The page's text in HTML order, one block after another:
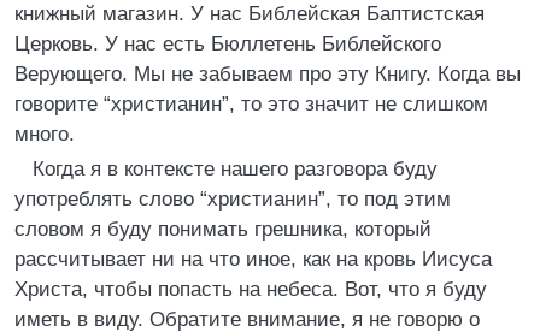
книжный магазин. У нас Библейская Баптистская
Церковь. У нас есть Бюллетень Библейского
Верующего. Мы не забываем про эту Книгу. Когда вы
говорите “христианин”, то это значит не слишком
много.
Когда я в контексте нашего разговора буду
употреблять слово “христианин”, то под этим
словом я буду понимать грешника, который
рассчитывает ни на что иное, как на кровь Иисуса
Христа, чтобы попасть на небеса. Вот, что я буду
иметь в виду. Обратите внимание, я не говорю о